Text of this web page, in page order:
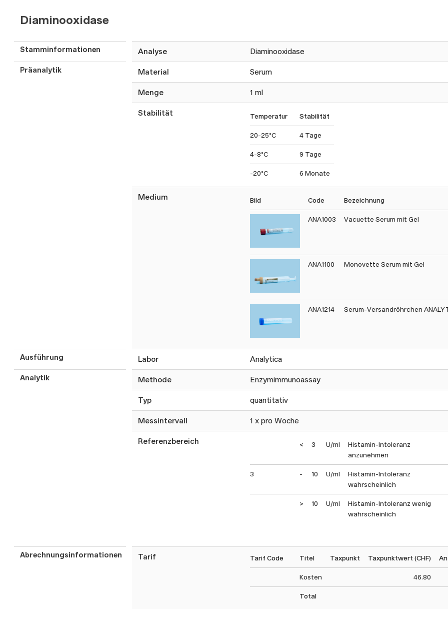
Diaminooxidase
Stamminformationen Analyse Diaminooxidase
Präanalytik Material Serum
Menge 1 ml
Stabilität Temperatur Stabilität
20-25°C 4 Tage
4-8°C 9 Tage
-20°C 6 Monate
Medium Bild Code Bezeichnung
ANA1003 Vacuette Serum mit Gel
ANA1100 Monovette Serum mit Gel
ANA1214 Serum-Versandröhrchen
Ausführung Labor Analytica
Analytik Methode Enzymimmunoassay
Typ quantitativ
Messintervall 1 x pro Woche
Referenzbereich < 3 U/ml
Histamin-Intoleranz
anzunehmen
3 - 10 U/ml
Histamin-Intoleranz
wahrscheinlich
> 10 U/ml
Histamin-Intoleranz wenig
wahrscheinlich
Abrechnungsinformationen Tarif Tarif Code Titel Taxpunkt Taxpunktwert (CHF)
Kosten 46.80
Total